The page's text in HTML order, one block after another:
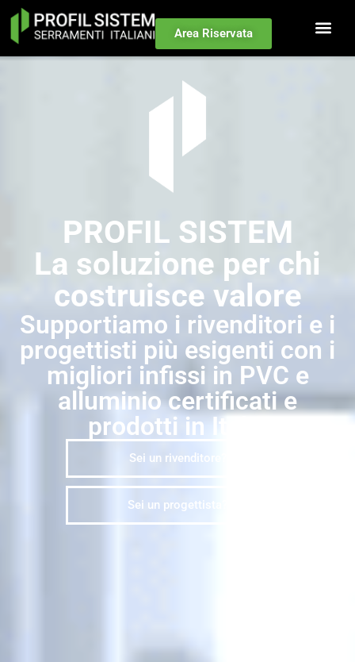
contenuto
Area Riservata
PROFIL SISTEM
La soluzione per chi
costruisce valore
Supportiamo i rivenditori e i
progettisti più esigenti con i
migliori infissi in PVC e
alluminio certificati e
prodotti in Italia
Sei un rivenditore?
Sei un progettista?